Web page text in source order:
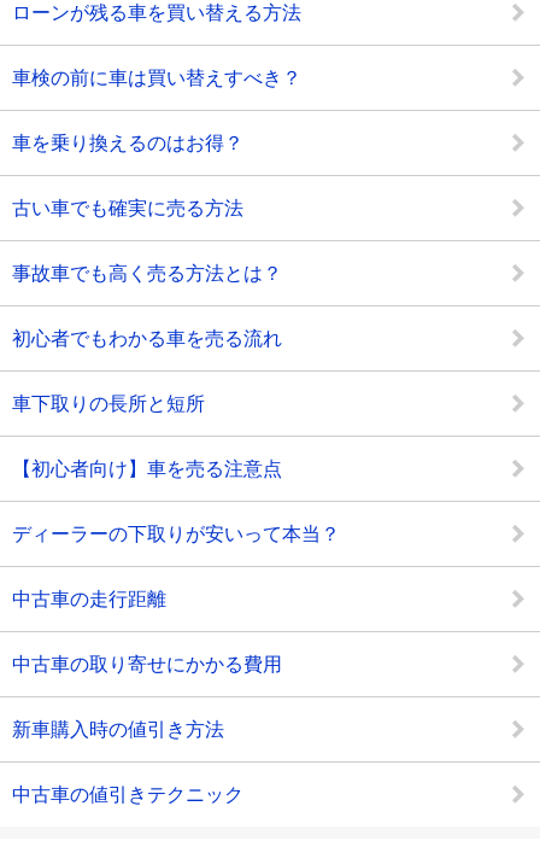
ローンが残る車を買い替える方法
車検の前に車は買い替えすべき？
車を乗り換えるのはお得？
古い車でも確実に売る方法
事故車でも高く売る方法とは？
初心者でもわかる車を売る流れ
車下取りの長所と短所
【初心者向け】車を売る注意点
ディーラーの下取りが安いって本当？
中古車の走行距離
中古車の取り寄せにかかる費用
新車購入時の値引き方法
中古車の値引きテクニック